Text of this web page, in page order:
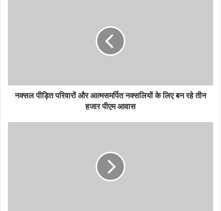
नक्सल पीड़ित परिवारों और आत्मसमर्पित नक्सलियों के लिए बन रहे तीन
हजार पीएम आवास